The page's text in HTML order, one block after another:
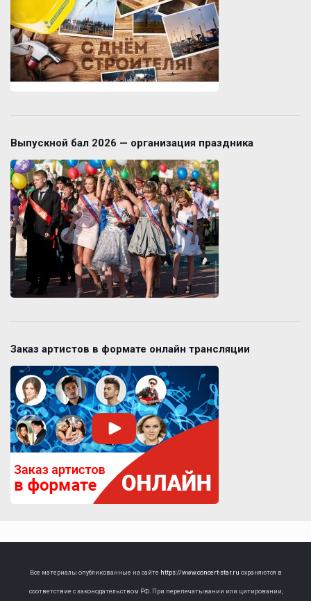
Выпускной бал 2026 — организация праздника
Заказ артистов в формате онлайн трансляции
Все материалы опубликованные на сайте https://www.concert-star.ru охраняются в
соответствие с законодательством РФ. При перепечатывании или цитировании,